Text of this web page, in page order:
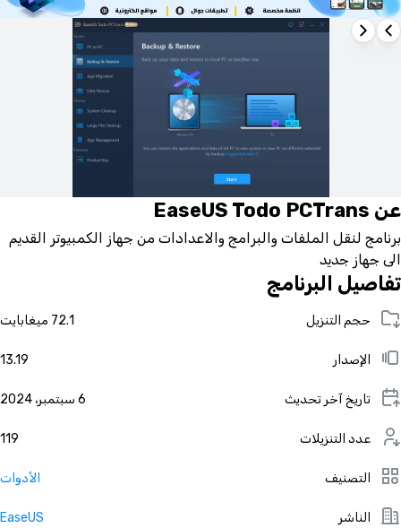
عن EaseUS Todo PCTrans
برنامج لنقل الملفات والبرامج والاعدادات من جهاز الكمبيوتر القديم
الى جهاز جديد
تفاصيل البرنامج
حجم التنزيل 72.1 ميغابايت
الإصدار 13.19
تاريخ آخر تحديث 6 سبتمبر، 2024
عدد التنزيلات 119
التصنيف الأدوات
الناشر EaseUS